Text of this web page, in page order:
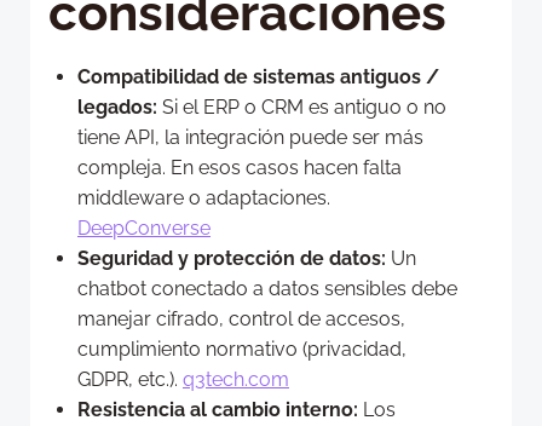
consideraciones
Compatibilidad de sistemas antiguos /
legados: Si el ERP o CRM es antiguo o no
tiene API, la integración puede ser más
compleja. En esos casos hacen falta
middleware o adaptaciones.
DeepConverse
Seguridad y protección de datos: Un
chatbot conectado a datos sensibles debe
manejar cifrado, control de accesos,
cumplimiento normativo (privacidad,
GDPR, etc.). q3tech.com
Resistencia al cambio interno: Los